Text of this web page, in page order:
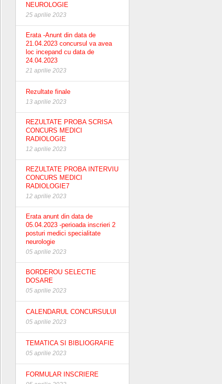
NEUROLOGIE
25 aprilie 2023
Erata -Anunt din data de
21.04.2023 concursul va avea
loc incepand cu data de
24.04.2023
21 aprilie 2023
Rezultate finale
13 aprilie 2023
REZULTATE PROBA SCRISA
CONCURS MEDICI
RADIOLOGIE
12 aprilie 2023
REZULTATE PROBA INTERVIU
CONCURS MEDICI
RADIOLOGIE7
12 aprilie 2023
Erata anunt din data de
05.04.2023 -perioada inscrieri 2
posturi medici specialitate
neurologie
05 aprilie 2023
BORDEROU SELECTIE
DOSARE
05 aprilie 2023
CALENDARUL CONCURSULUI
05 aprilie 2023
TEMATICA SI BIBLIOGRAFIE
05 aprilie 2023
FORMULAR INSCRIERE